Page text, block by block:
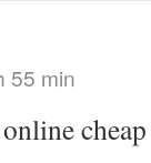
55 min